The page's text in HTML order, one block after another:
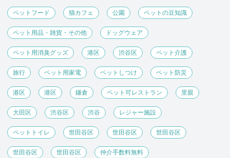
ペットフード 猫カフェ 公園 ペットの豆知識
ペット用品・雑貨・その他 ドッグウェア
ペット用消臭グッズ 港区 渋谷区 ペット介護
旅行 ペット用家電 ペットしつけ ペット防災
港区 港区 鎌倉 ペット可レストラン 里親
大田区 渋谷区 渋谷 レジャー施設
ペットトイレ 世田谷区 世田谷区 世田谷区
世田谷区 世田谷区 仲介手数料無料